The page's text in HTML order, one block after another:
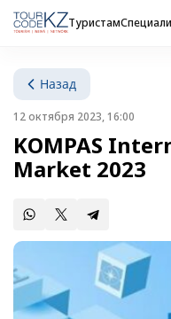
Туристам
Назад
12 октября 2023, 16:00
KOMPAS
Market 2023